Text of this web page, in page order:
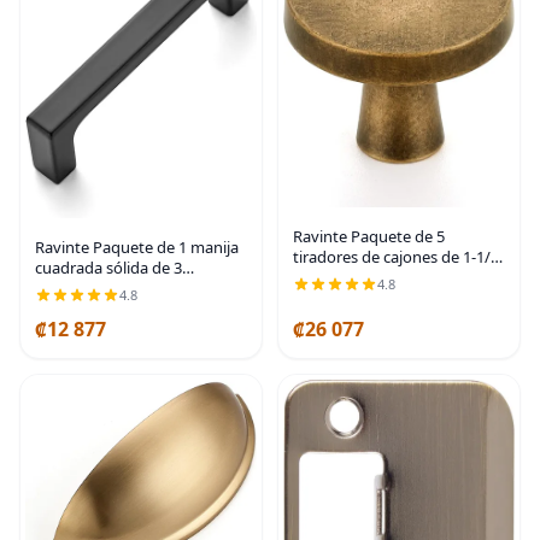
Ravinte Paquete de 1 manija
cuadrada sólida de 3
pulgadas para gabinete,
de cajón, manijas de cocina
4.8
₡12 877
Ravinte Paquete de 5
tiradores de cajones de 1-1/4
pulgadas para gabinetes de
cocina, pomos redondos
sólidos, pomos de cajón de
tocador de latón
4.8
₡26 077